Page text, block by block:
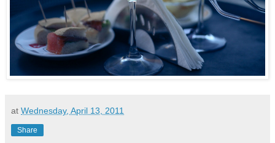
at Wednesday, April 13, 2011
Share